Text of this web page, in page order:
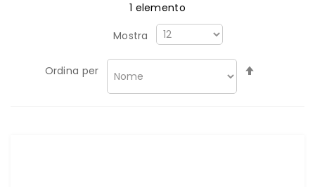
1 elemento
Mostra
Ordina per